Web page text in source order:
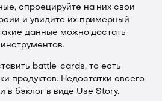
спроецируйте на них свои
и увидите их примерный
данные можно достать
battle-cards, то есть
продуктов. Недостатки своего
в бэклог в виде Use Story.